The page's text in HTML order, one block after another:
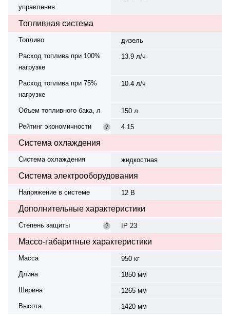
управления
Топливная система
Топливо
дизель
Расход топлива при 100%
нагрузке
13.9 л/ч
Расход топлива при 75%
нагрузке
10.4 л/ч
Объем топливного бака, л
150 л
Рейтинг экономичности
? 4.15
Система охлаждения
Система охлаждения жидкостная
Система электрооборудования
Напряжение в системе 12 В
Дополнительные характеристики
Степень защиты ? IP 23
Массо-габаритные характеристики
Масса
950 кг
Длина
1850 мм
Ширина
1265 мм
Высота
1420 мм